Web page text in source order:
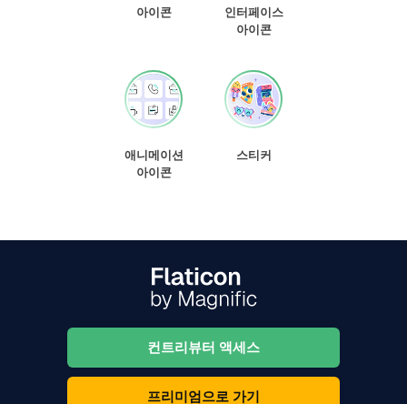
아이콘
인터페이스
아이콘
애니메이션
아이콘
스티커
컨트리뷰터 액세스
프리미엄으로 가기